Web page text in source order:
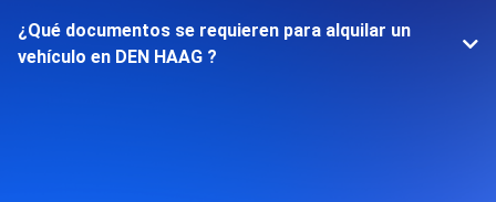
¿Qué documentos se requieren para alquilar un
vehículo en DEN HAAG ?